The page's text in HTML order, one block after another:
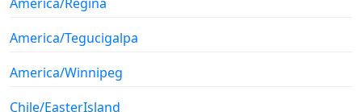
America/Tegucigalpa
America/Winnipeg
Chile/EasterIsland